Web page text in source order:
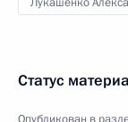
Статус